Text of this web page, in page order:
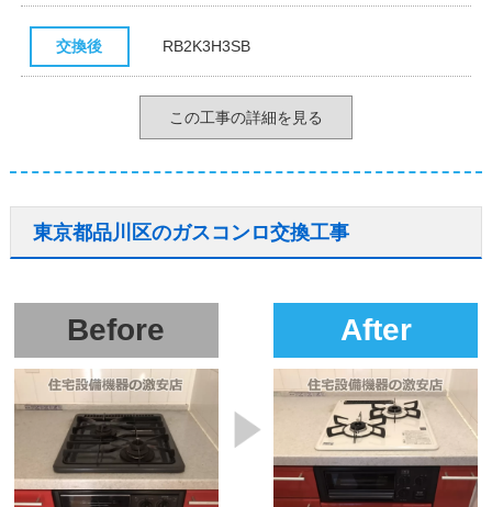
交換後 RB2K3H3SB
この工事の詳細を見る
東京都品川区のガスコンロ交換工事
Before After